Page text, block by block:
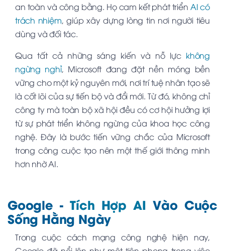
an toàn và công bằng. Họ cam kết phát triển AI có
trách nhiệm, giúp xây dựng lòng tin nơi người tiêu
dùng và đối tác.
Qua tất cả những sáng kiến và nỗ lực không
ngừng nghỉ, Microsoft đang đặt nền móng bền
vững cho một kỷ nguyên mới, nơi trí tuệ nhân tạo sẽ
là cốt lõi của sự tiến bộ và đổi mới. Từ đó, không chỉ
công ty mà toàn bộ xã hội đều có cơ hội hưởng lợi
từ sự phát triển không ngừng của khoa học công
nghệ. Đây là bước tiến vững chắc của Microsoft
trong công cuộc tạo nên một thế giới thông minh
hơn nhờ AI.
Google -Tích Hợp AI Vào Cuộc
Sống Hằng Ngày
Trong cuộc cách mạng công nghệ hiện nay,